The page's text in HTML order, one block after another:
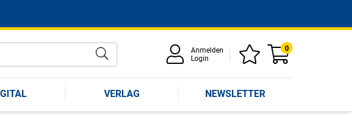
Anmelden
Login
0
VERLAG NEWSLETTER